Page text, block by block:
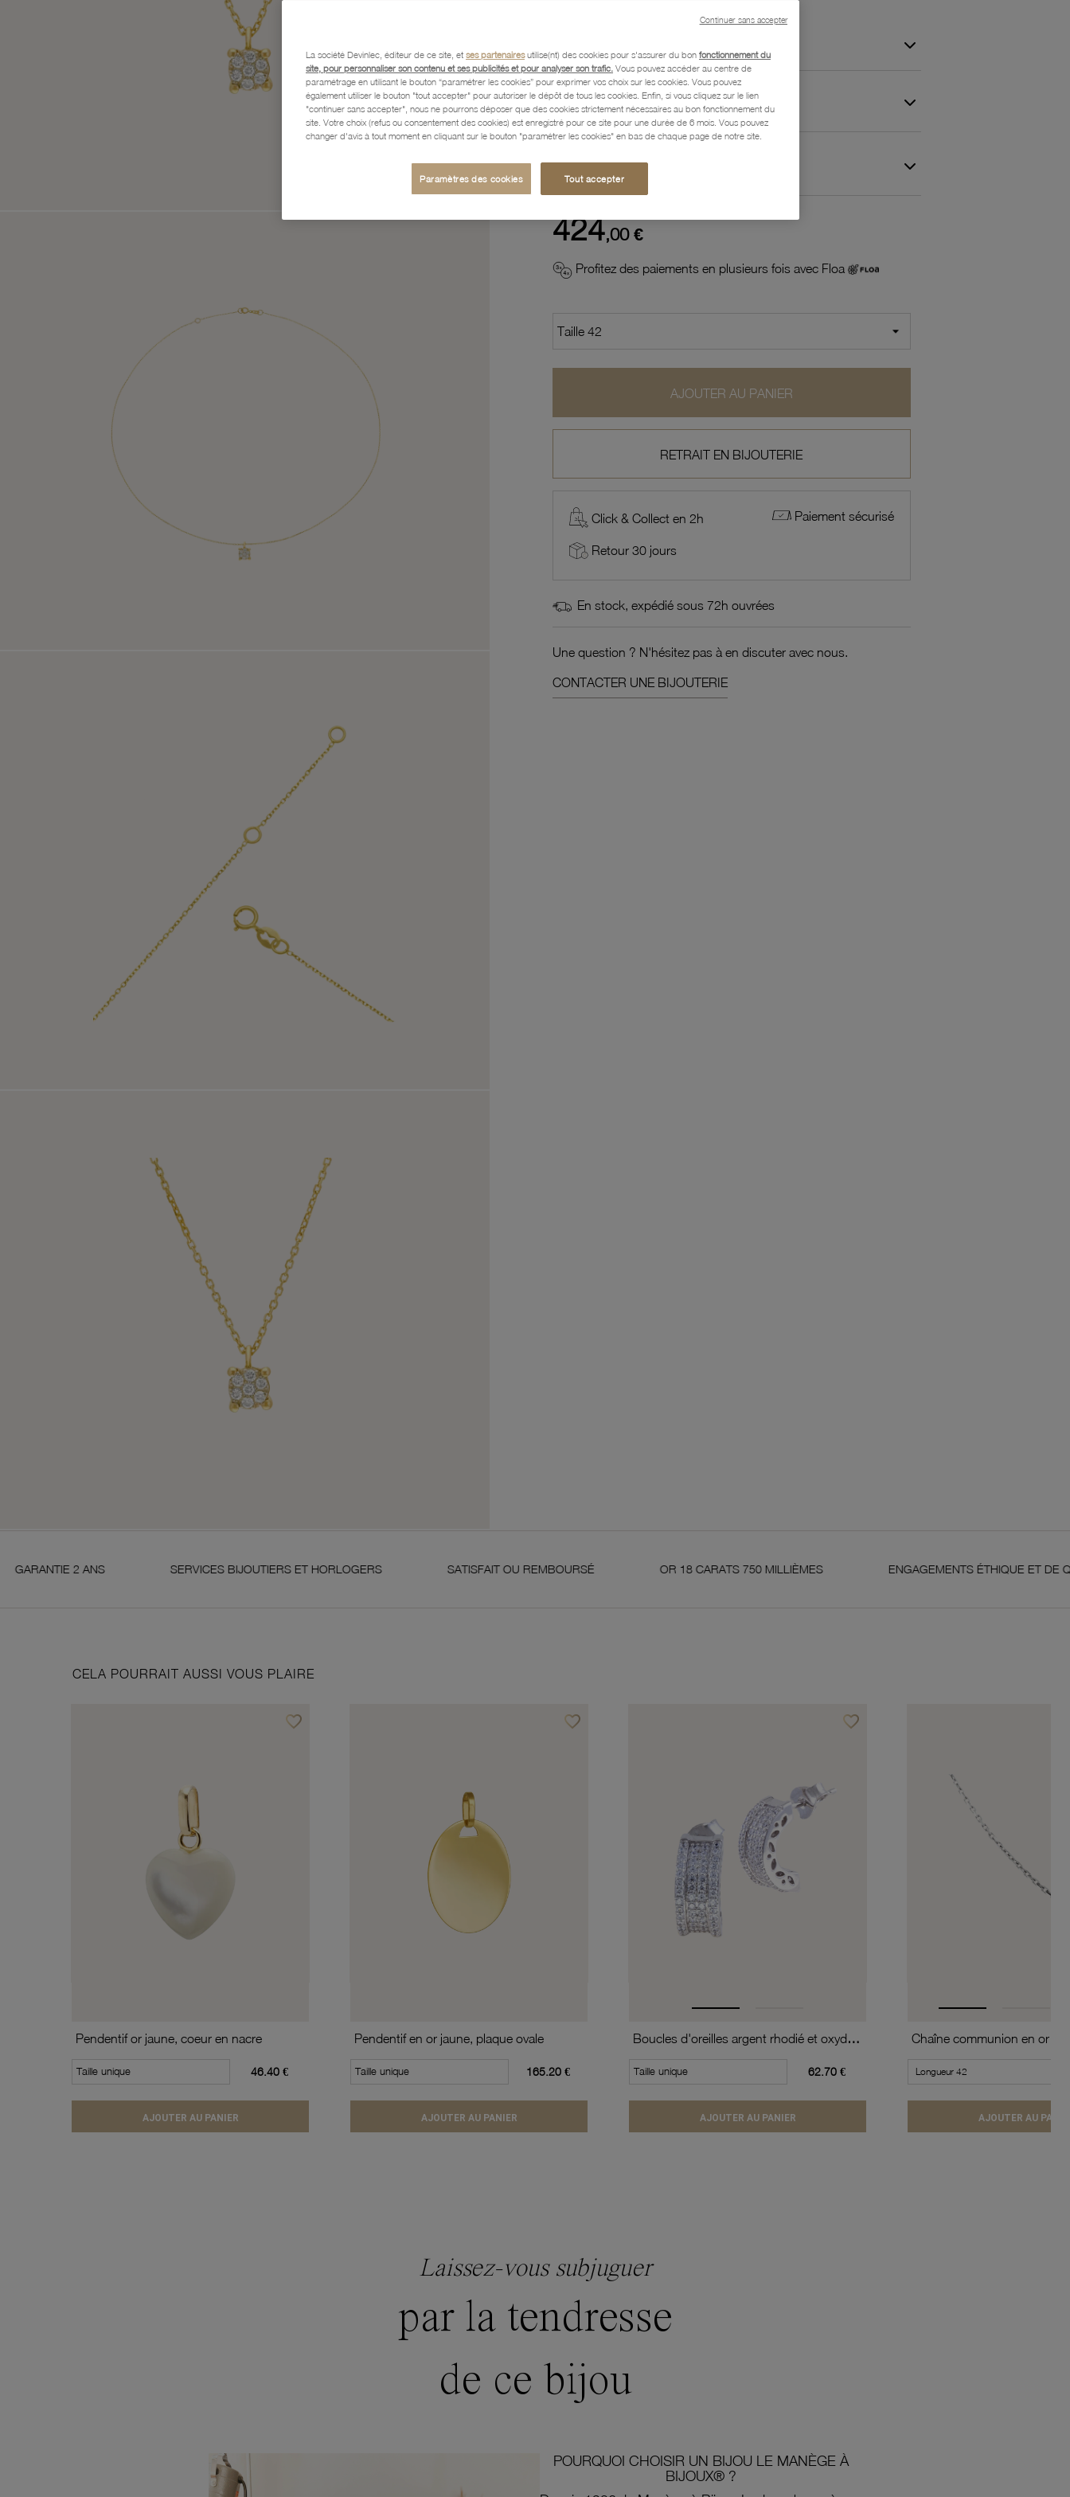
Caractéristiques détaillées
Paiement, Livraison, Retours et Garantie
424,00 €
Profitez des paiements en plusieurs fois avec Floa
AJOUTER AU PANIER
RETRAIT EN BIJOUTERIE
Click & Collect en 2h Paiement sécurisé
Retour 30 jours
En stock, expédié sous 72h ouvrées
Une question ? N'hésitez pas à en discuter avec nous.
CONTACTER UNE BIJOUTERIE
2 ANS SERVICES BIJOUTIERS ET HORLOGERS SATISFAIT OU REMBOURSÉ OR 18 CARATS 750 MILLIÈMES ENGAGEMENTS ÉTHIQUE ET DE QUALITÉ
CELA POURRAIT AUSSI VOUS PLAIRE
favorite_borderAjouter à vos favoris
Pendentif or jaune, coeur en nacre
Taille unique 46.40 €
AJOUTER AU PANIER
favorite_borderAjouter à vos favoris
Pendentif en or jaune, plaque ovale
Taille unique 165.20 €
AJOUTER AU PANIER
favorite_borderAjouter à vos favoris
Boucles d'oreilles argent rhodié et oxydes de zirconium
Taille unique 62.70 €
AJOUTER AU PANIER AJOUTER AU
Laissez-vous subjuguer
par la tendresse
de ce bijou
POURQUOI CHOISIR UN BIJOU LE MANÈGE À
BIJOUX® ?
La société Devinlec, éditeur de ce site, et ses partenairesutilise(nt) des cookies pour s'assurer du bon fonctionnement du
site, pour personnaliser son contenu et ses publicités et pour analyser son trafic. Vous pouvez accéder au centre de
paramétrage en utilisant le bouton “paramétrer les cookies” pour exprimer vos choix sur les cookies. Vous pouvez
également utiliser le bouton "tout accepter" pour autoriser le dépôt de tous les cookies. Enfin, si vous cliquez sur le lien
"continuer sans accepter", nous ne pourrons déposer que des cookies strictement nécessaires au bon fonctionnement du
site. Votre choix (refus ou consentement des cookies) est enregistré pour ce site pour une durée de 6 mois. Vous pouvez
changer d'avis à tout moment en cliquant sur le bouton "paramétrer les cookies" en bas de chaque page de notre site.
Paramètres des cookies Tout accepter
Continuer sans accepter